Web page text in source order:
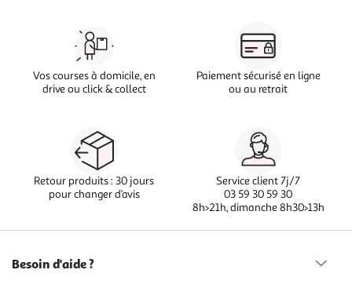
Vos courses à domicile, en
drive ou click & collect
Paiement sécurisé en ligne
ou au retrait
Retour produits : 30 jours
pour changer d’avis
Service client 7j/7
03 59 30 59 30
8h>21h, dimanche 8h30>13h
Besoin d'aide ?